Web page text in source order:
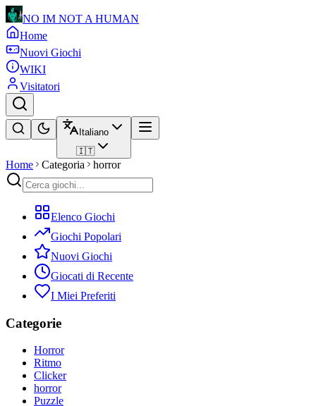
NO IM NOT A HUMAN
Home
Nuovi Giochi
WIKI
Visitatori
Italiano
🇮🇹
Home Categoria horror
Elenco Giochi
Giochi Popolari
Nuovi Giochi
Giocati di Recente
I Miei Preferiti
Categorie
Horror
Ritmo
Clicker
horror
Puzzle